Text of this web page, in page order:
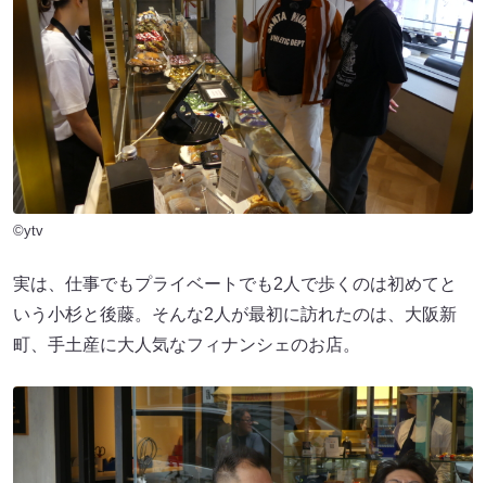
©ytv
実は、仕事でもプライベートでも2人で歩くのは初めてと
いう小杉と後藤。そんな2人が最初に訪れたのは、大阪新
町、手土産に大人気なフィナンシェのお店。